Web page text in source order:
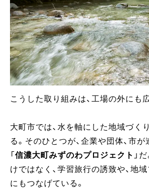
こうした取り組みは、工場の外にも
大町市では、水を軸にした地域づく
る。そのひとつが、企業や団体、市
「 信濃大町みずのわプロジェクト 」
けではなく、学習旅行の誘致や、地
にもつなげている。